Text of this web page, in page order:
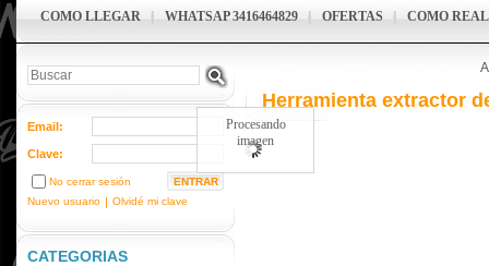
COMO LLEGAR WHATSAP 3416464829 OFERTAS COMO
Email:
Clave:
No cerrar sesión
Nuevo usuario | Olvidé mi clave
CATEGORIAS
Herramienta extractor
Procesando
imagen